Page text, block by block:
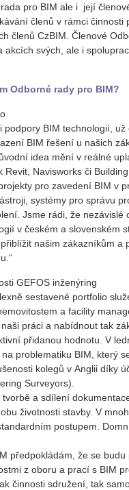
pro BIM ale i její
členů v rámci činnosti
členů CzBIM. Členové
svých, ale i
Odborné rady pro BIM?
podpory BIM technologií,
BIM řešení u našich
idea mění v reálné
Navisworks či
pro zavedení BIM v
systémy pro správu
Jsme rádi, že nezávislé
v českém a slovenském
našim zákazníkům a
GEFOS inženýring
sestavené portfolio
a facility
práci a nabídnout tak
přidanou hodnotu. V
problematiku BIM, který
kolegů v Anglii díky
Surveyors).
a sdílení
životnosti stavby. V
postupem.
předpokládám, že se
z oboru a prací s BIM
činnosti sdružení, tak